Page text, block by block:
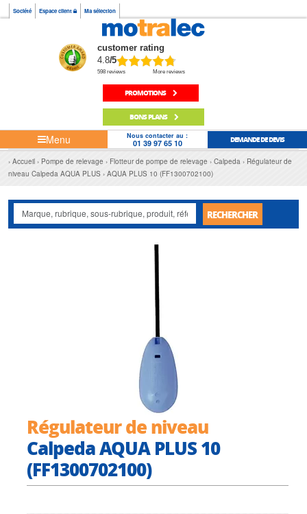
Société Espace client Ma sélection
customer rating
4.8/5
598 reviews More reviews
PROMOTIONS
BONS PLANS
Menu Nous contacter au :
01 39 97 65 10 DEMANDE DE DEVIS
Accueil Pompe de relevage Flotteur de pompe de relevage Calpeda
Régulateur de
niveau Calpeda AQUA PLUS
AQUA PLUS 10 (FF1300702100)
RECHERCHER
Régulateur de niveau
Calpeda AQUA PLUS 10
(FF1300702100)